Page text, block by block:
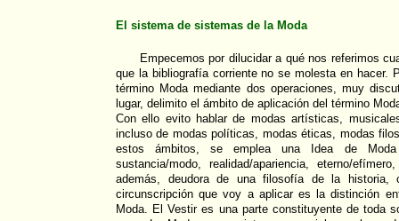
El sistema de sistemas de la Moda
Empecemos por dilucidar a qué nos referimos
que la bibliografía corriente no se molesta en hacer.
término Moda mediante dos operaciones, muy
lugar, delimito el ámbito de aplicación del término
Con ello evito hablar de modas artísticas,
incluso de modas políticas, modas éticas, modas
estos ámbitos, se emplea una Idea de
sustancia/modo, realidad/apariencia, eterno/
además, deudora de una filosofía de la historia,
circunscripción que voy a aplicar es la distinción
Moda. El Vestir es una parte constituyente de toda